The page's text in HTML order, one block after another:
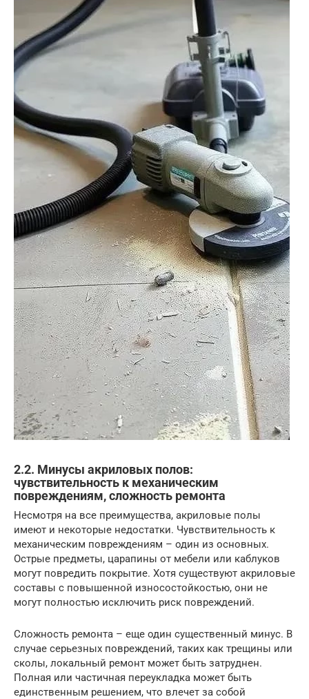
2.2. Минусы акриловых полов:
чувствительность к механическим
повреждениям, сложность ремонта
Несмотря на все преимущества, акриловые полы
имеют и некоторые недостатки. Чувствительность к
механическим повреждениям – один из основных.
Острые предметы, царапины от мебели или каблуков
могут повредить покрытие. Хотя существуют акриловые
составы с повышенной износостойкостью, они не
могут полностью исключить риск повреждений.
Сложность ремонта – еще один существенный минус. В
случае серьезных повреждений, таких как трещины или
сколы, локальный ремонт может быть затруднен.
Полная или частичная переукладка может быть
единственным решением, что влечет за собой